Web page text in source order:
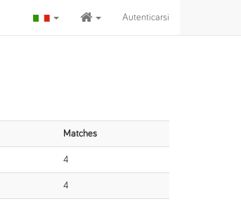
Autenticarsi
Matches
4
4